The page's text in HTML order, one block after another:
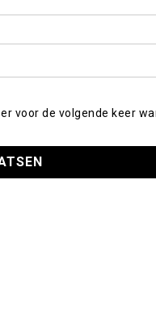
voor de volgende keer